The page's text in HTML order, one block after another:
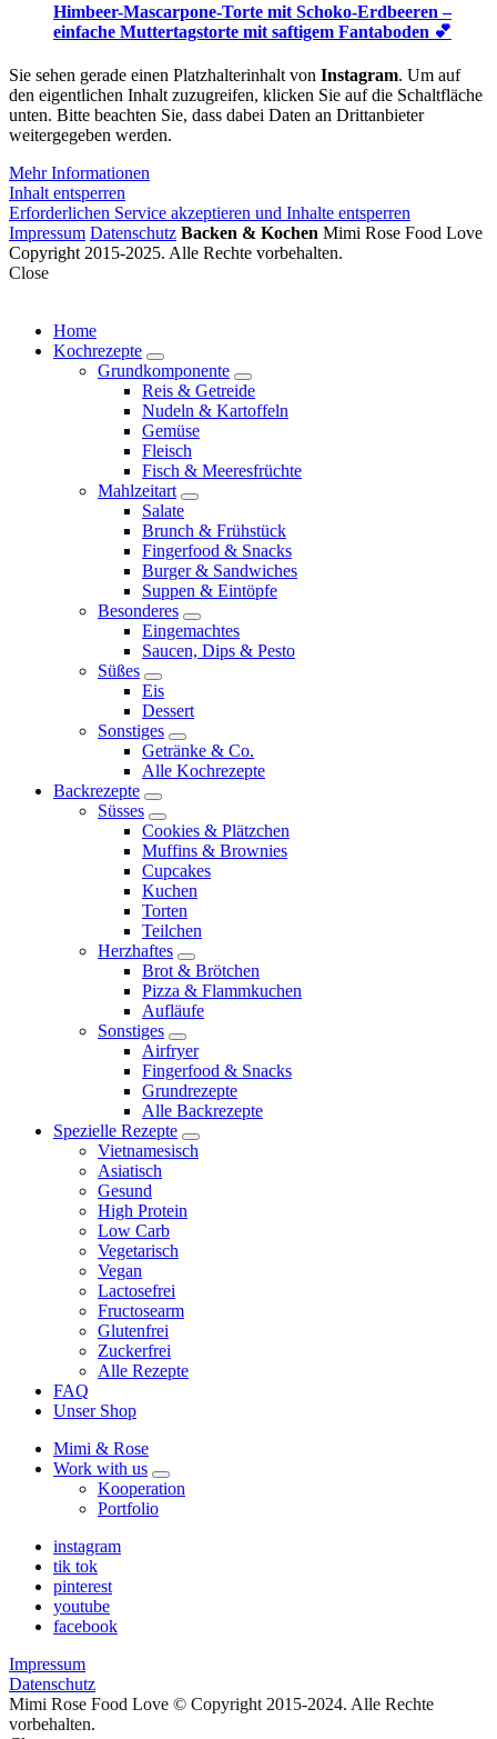
Himbeer-Mascarpone-Torte mit Schoko-Erdbeeren –
einfache Muttertagstorte mit saftigem Fantaboden 💕
Sie sehen gerade einen Platzhalterinhalt von Instagram. Um auf
den eigentlichen Inhalt zuzugreifen, klicken Sie auf die Schaltfläche
unten. Bitte beachten Sie, dass dabei Daten an Drittanbieter
weitergegeben werden.
Mehr Informationen
Inhalt entsperren
Erforderlichen Service akzeptieren und Inhalte entsperren
Impressum Datenschutz Backen & Kochen Mimi Rose Food Love
Copyright 2015-2025. Alle Rechte vorbehalten.
Close
Home
Kochrezepte
expand
child
menu
Grundkomponente
expand
child
menu
Reis & Getreide
Nudeln & Kartoffeln
Gemüse
Fleisch
Fisch & Meeresfrüchte
Mahlzeitart
expand
child
menu
Salate
Brunch & Frühstück
Fingerfood & Snacks
Burger & Sandwiches
Suppen & Eintöpfe
Besonderes
expand
child
menu
Eingemachtes
Saucen, Dips & Pesto
Süßes
expand
child
menu
Eis
Dessert
Sonstiges
expand
child
menu
Getränke & Co.
Alle Kochrezepte
Backrezepte
expand
child
menu
Süsses
expand
child
menu
Cookies & Plätzchen
Muffins & Brownies
Cupcakes
Kuchen
Torten
Teilchen
Herzhaftes
expand
child
menu
Brot & Brötchen
Pizza & Flammkuchen
Aufläufe
Sonstiges
expand
child
menu
Airfryer
Fingerfood & Snacks
Grundrezepte
Alle Backrezepte
Spezielle Rezepte
expand
child
Vietnamesisch
Asiatisch
Gesund
High Protein
Low Carb
Vegetarisch
Vegan
Lactosefrei
Fructosearm
Glutenfrei
Zuckerfrei
Alle Rezepte
FAQ
Unser Shop
Mimi & Rose
Work with us
expand
child
Kooperation
Portfolio
instagram
tik tok
pinterest
youtube
facebook
Impressum
Datenschutz
Mimi Rose Food Love © Copyright 2015-2024. Alle Rechte
vorbehalten.